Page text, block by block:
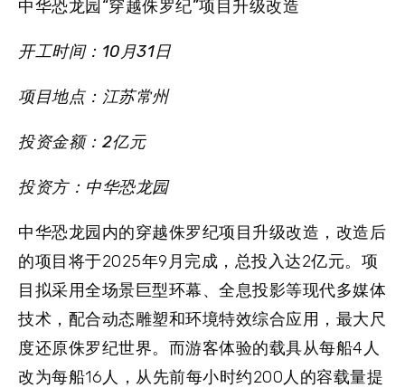
中华恐龙园“穿越侏罗纪”项目升级改造
开工时间：10月31日
项目地点：江苏常州
投资金额：2亿元
投资方：中华恐龙园
中华恐龙园内的穿越侏罗纪项目升级改造，改造后
的项目将于2025年9月完成，总投入达2亿元。项
目拟采用全场景巨型环幕、全息投影等现代多媒体
技术，配合动态雕塑和环境特效综合应用，最大尺
度还原侏罗纪世界。而游客体验的载具从每船4人
改为每船16人，从先前每小时约200人的容载量提